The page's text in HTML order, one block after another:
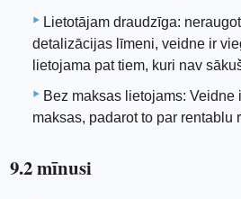
Lietotājam draudzīga:
detalizācijas līmeni, veidne ir
lietojama pat tiem, kuri nav
Bez maksas lietojams: Veidne
maksas, padarot to par rentablu
9.2 mīnusi